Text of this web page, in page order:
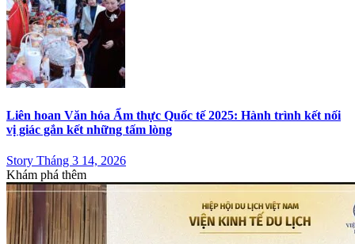
Liên hoan Văn hóa Ẩm thực Quốc tế 2025: Hành trình kết nối
vị giác gắn kết những tấm lòng
Story Tháng 3 14, 2026
Khám phá thêm